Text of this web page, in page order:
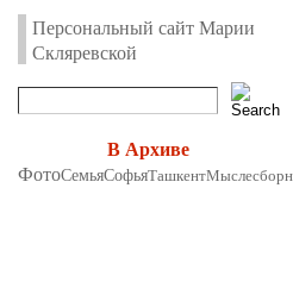
Персональный сайт Марии
Скляревской
В Архиве
ФотоСемьяСофьяТашкент